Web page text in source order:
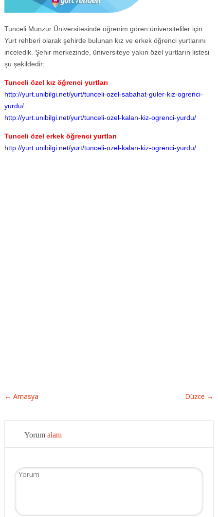
Tunceli Munzur Üniversitesinde öğrenim gören üniversiteliler için
Yurt rehberi olarak şehirde bulunan kız ve erkek öğrenci yurtlarını
inceledik. Şehir merkezinde, üniversiteye yakın özel yurtların listesi
şu şekildedir;
Tunceli özel kız öğrenci yurtları
http://yurt.unibilgi.net/yurt/tunceli-ozel-sabahat-guler-kiz-ogrenci-
yurdu/
http://yurt.unibilgi.net/yurt/tunceli-ozel-kalan-kiz-ogrenci-yurdu/
Tunceli özel erkek öğrenci yurtları
http://yurt.unibilgi.net/yurt/tunceli-ozel-kalan-kiz-ogrenci-yurdu/
← Amasya Düzce →
Yorum alanı